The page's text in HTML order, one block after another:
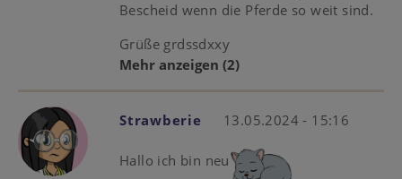
Bescheid wenn die Pferde so weit sind.
Grüße grdssdxxy
Mehr anzeigen (2)
Strawberie 13.05.2024 - 15:16
Hallo ich bin neu